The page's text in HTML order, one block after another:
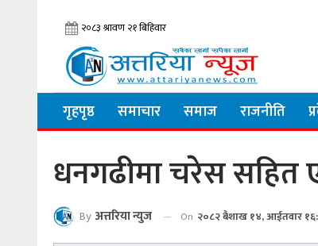
गृहपृष्ठ समाचार समाज राजनीति
धनगढीमा चरेस सहित
By अत्तरिया न्युज On २०८२ बैशाख १४, आईतवार